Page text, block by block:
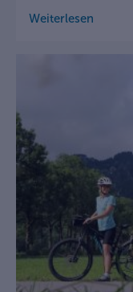
Weiterlesen